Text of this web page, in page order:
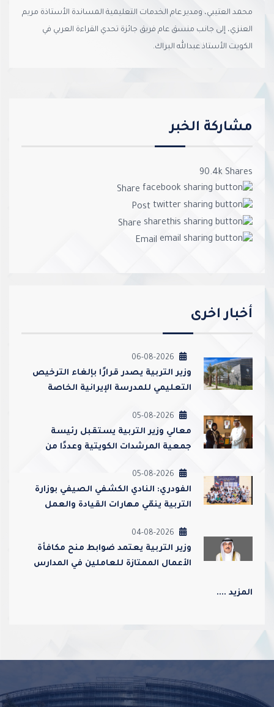
محمد العتيبي، ومدير عام الخدمات التعليمية المساندة الأستاذة مريم
العنزي، إلى جانب منسق عام فريق جائزة تحدي القراءة العربي في
الكويت الأستاذ عبدالله البراك.
مشاركة الخبر
90.4k Shares
Share
Post
Share
Email
أخبار اخرى
06-08-2026
وزير التربية يصدر قرارًا بإلغاء الترخيص
التعليمي للمدرسة الإيرانية الخاصة
05-08-2026
معالي وزير التربية يستقبل رئيسة
جمعية المرشدات الكويتية وعددًا من
05-08-2026
الفودري: النادي الكشفي الصيفي بوزارة
التربية ينمّي مهارات القيادة والعمل
04-08-2026
وزير التربية يعتمد ضوابط منح مكافأة
الأعمال الممتازة للعاملين في المدارس
المزيد ....